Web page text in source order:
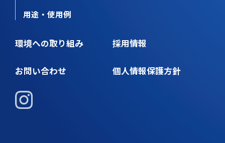
用途・使用例
環境への取り組み 採用情報
お問い合わせ 個人情報保護方針